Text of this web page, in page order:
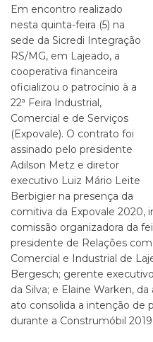
Em encontro realizado
nesta quinta-feira (5) na
sede da Sicredi Integração
RS/MG, em Lajeado, a
cooperativa financeira
oficializou o patrocínio à a
22ª Feira Industrial,
Comercial e de Serviços
(Expovale). O contrato foi
assinado pelo presidente
Adilson Metz e diretor
executivo Luiz Mário Leite
Berbigier na presença da
comitiva da Expovale 2020,
comissão organizadora da
presidente de Relações
Comercial e Industrial de
Bergesch; gerente
da Silva; e Elaine Warken,
ato consolida a intenção de
durante a Construmóbil 2019.